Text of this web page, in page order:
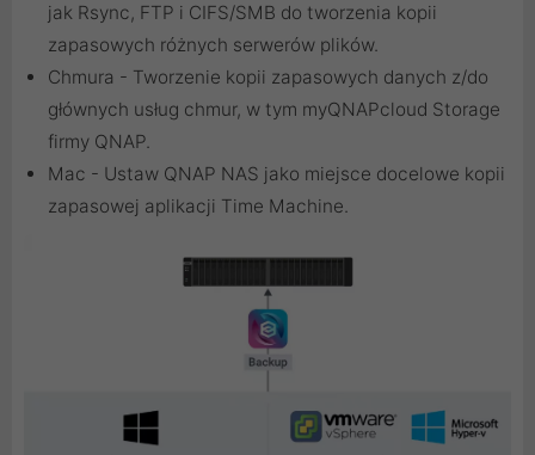
jak Rsync, FTP i CIFS/SMB do tworzenia kopii
zapasowych różnych serwerów plików.
Chmura - Tworzenie kopii zapasowych danych z/do
głównych usług chmur, w tym myQNAPcloud Storage
firmy QNAP.
Mac - Ustaw QNAP NAS jako miejsce docelowe kopii
zapasowej aplikacji Time Machine.